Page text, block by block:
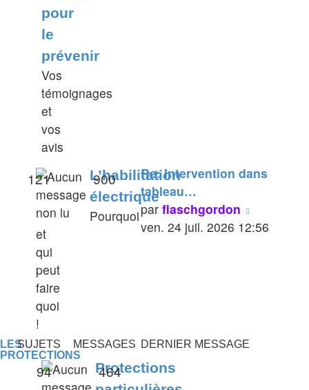
pour
le
prévenir
Vos
témoignages
et
vos
avis
L’habilitation
électrique
Pourquoi
et
qui
peut
faire
quoi
!
121 900
Re: Intervention dans
tableau…
par flaschgordon
le
ven. 24 juil. 2026 12:56
LES
PROTECTIONS
SUJETS MESSAGES DERNIER MESSAGE
Protections
94 464